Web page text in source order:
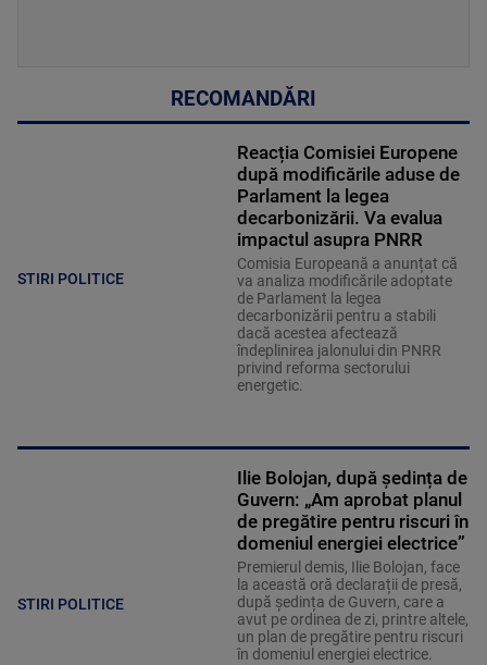
RECOMANDĂRI
STIRI POLITICE
Reacția Comisiei Europene
după modificările aduse de
Parlament la legea
decarbonizării. Va evalua
impactul asupra PNRR
Comisia Europeană a anunțat că
va analiza modificările adoptate
de Parlament la legea
decarbonizării pentru a stabili
dacă acestea afectează
îndeplinirea jalonului din PNRR
privind reforma sectorului
energetic.
STIRI POLITICE
Ilie Bolojan, după ședința de
Guvern: „Am aprobat planul
de pregătire pentru riscuri în
domeniul energiei electrice”
Premierul demis, Ilie Bolojan, face
la această oră declarații de presă,
după ședința de Guvern, care a
avut pe ordinea de zi, printre altele,
un plan de pregătire pentru riscuri
în domeniul energiei electrice.